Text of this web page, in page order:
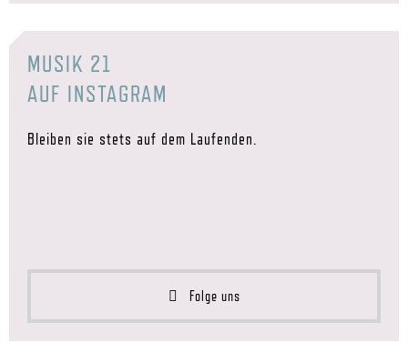
MUSIK 21
AUF INSTAGRAM
Bleiben sie stets auf dem Laufenden.
Folge uns